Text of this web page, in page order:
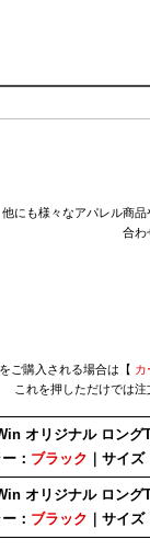
他にも様々なアパレル商
合わ
ご購入される場合は【 カ
これを押しただけでは
オリジナル ロング
： ブラック ｜サイズ
オリジナル ロング
： ブラック ｜サイズ